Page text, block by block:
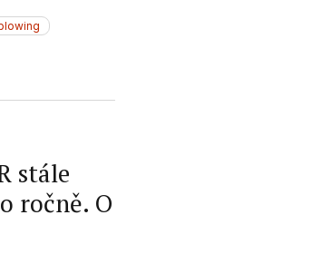
stále
ročně. O